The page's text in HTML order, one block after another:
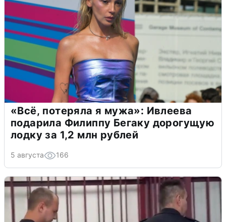
«Всё, потеряла я мужа»: Ивлеева
подарила Филиппу Бегаку дорогущую
лодку за 1,2 млн рублей
5 августа 166